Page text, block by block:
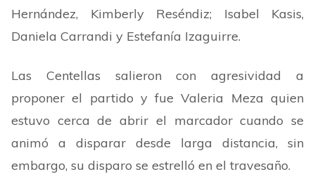
Hernández, Kimberly Reséndiz; Isabel Kasis,
Daniela Carrandi y Estefanía Izaguirre.
Las Centellas salieron con agresividad a
proponer el partido y fue Valeria Meza quien
estuvo cerca de abrir el marcador cuando se
animó a disparar desde larga distancia, sin
embargo, su disparo se estrelló en el travesaño.